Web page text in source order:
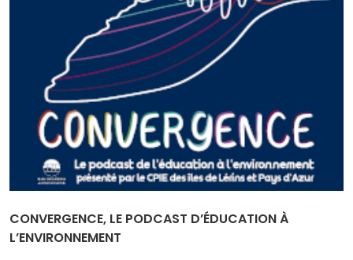
CONVERGENCE, LE PODCAST D’ÉDUCATION À
L’ENVIRONNEMENT